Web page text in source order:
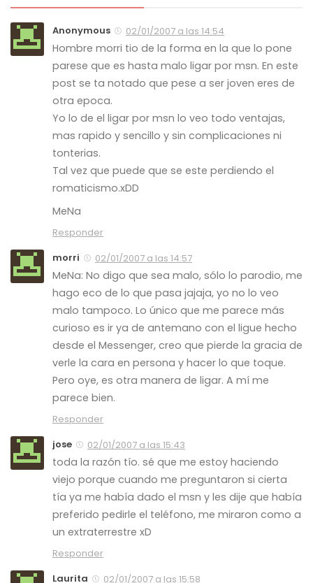
Anonymous 02/01/2007 a las 14:54
Hombre morri tio de la forma en la que lo pone
parese que es hasta malo ligar por msn. En este
post se ta notado que pese a ser joven eres de
otra epoca.
Yo lo de el ligar por msn lo veo todo ventajas,
mas rapido y sencillo y sin complicaciones ni
tonterias.
Tal vez que puede que se este perdiendo el
romaticismo.xDD
MeNa
Responder
morri
02/01/2007 a las 14:57
MeNa: No digo que sea malo, sólo lo parodio, me
hago eco de lo que pasa jajaja, yo no lo veo
malo tampoco. Lo único que me parece más
curioso es ir ya de antemano con el ligue hecho
desde el Messenger, creo que pierde la gracia de
verle la cara en persona y hacer lo que toque.
Pero oye, es otra manera de ligar. A mí me
parece bien.
Responder
jose
02/01/2007 a las 15:43
toda la razón tío. sé que me estoy haciendo
viejo porque cuando me preguntaron si cierta
tía ya me había dado el msn y les dije que había
preferido pedirle el teléfono, me miraron como a
un extraterrestre xD
Responder
Laurita
02/01/2007 a las 15:58